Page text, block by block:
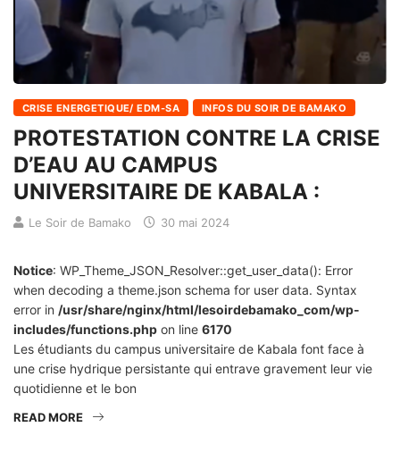
CRISE ENERGETIQUE/ EDM-SA INFOS DU SOIR DE BAMAKO
PROTESTATION CONTRE LA CRISE
D’EAU AU CAMPUS
UNIVERSITAIRE DE KABALA :
Le Soir de Bamako 30 mai 2024
Notice: WP_Theme_JSON_Resolver::get_user_data(): Error
when decoding a theme.json schema for user data. Syntax
error in /usr/share/nginx/html/lesoirdebamako_com/wp-
includes/functions.php on line 6170
Les étudiants du campus universitaire de Kabala font face à
une crise hydrique persistante qui entrave gravement leur vie
quotidienne et le bon
READ MORE